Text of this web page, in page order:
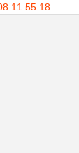
11:55:18